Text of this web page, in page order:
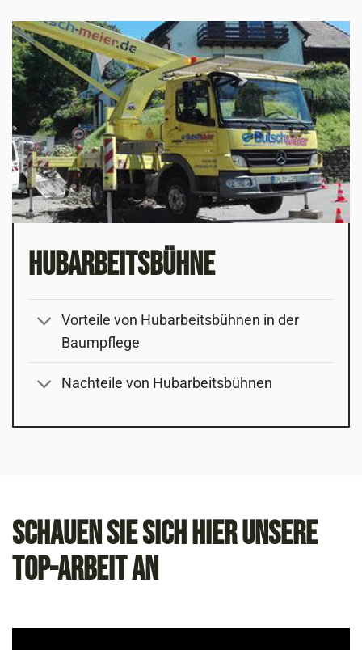
Hubarbeitsbühne
Vorteile von Hubarbeitsbühnen in der
Baumpflege
Nachteile von Hubarbeitsbühnen
Schauen Sie sich hier unsere
Top-Arbeit an